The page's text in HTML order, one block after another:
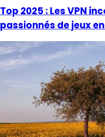
Top 2025 : Les VPN
passionnés de jeux